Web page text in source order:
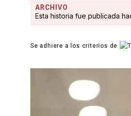
ARCHIVO
Esta historia fue publicada
Se adhiere a los criterios de